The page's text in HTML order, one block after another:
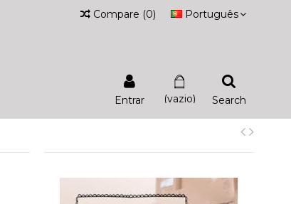
Português
Compare (0)
Search
(vazio)
Entrar